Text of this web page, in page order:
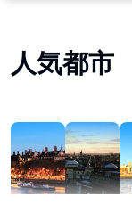
人気都市